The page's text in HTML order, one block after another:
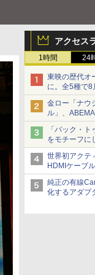
アクセス
1時間 24
東映の歴代オ
に。全5種で8
金ロー「ナウ
ル」、
など。夏の特
「バック・
をモチーフに
世界初アクテ
HDMIケーブ
から
純正の有線
化するアダプ